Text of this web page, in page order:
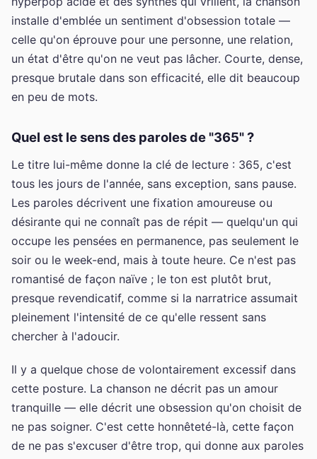
installe d'emblée un sentiment d'obsession totale —
celle qu'on éprouve pour une personne, une relation,
un état d'être qu'on ne veut pas lâcher. Courte, dense,
presque brutale dans son efficacité, elle dit beaucoup
en peu de mots.
Quel est le sens des paroles de "365" ?
Le titre lui-même donne la clé de lecture : 365, c'est
tous les jours de l'année, sans exception, sans pause.
Les paroles décrivent une fixation amoureuse ou
désirante qui ne connaît pas de répit — quelqu'un qui
occupe les pensées en permanence, pas seulement le
soir ou le week-end, mais à toute heure. Ce n'est pas
romantisé de façon naïve ; le ton est plutôt brut,
presque revendicatif, comme si la narratrice assumait
pleinement l'intensité de ce qu'elle ressent sans
chercher à l'adoucir.
Il y a quelque chose de volontairement excessif dans
cette posture. La chanson ne décrit pas un amour
tranquille — elle décrit une obsession qu'on choisit de
ne pas soigner. C'est cette honnêteté-là, cette façon
de ne pas s'excuser d'être trop, qui donne aux paroles